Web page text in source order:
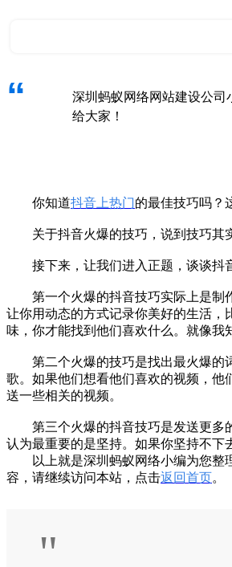
“ 深圳蚂蚁网络网站建设公司
给大家！
你知道抖音上热门的最佳技巧吗？
关于抖音火爆的技巧，说到技巧其实
接下来，让我们进入正题，谈谈抖音
第一个火爆的抖音技巧实际上是制
让你用动态的方式记录你美好的生活，
味，你才能找到他们喜欢什么。就像我
第二个火爆的技巧是找出最火爆的词
歌。如果他们想看他们喜欢的视频，
送一些相关的视频。
第三个火爆的抖音技巧是发送更多的
认为最重要的是坚持。如果你坚持不下
以上就是深圳蚂蚁网络小编为您整理
容，请继续访问本站，点击返回首页。
"